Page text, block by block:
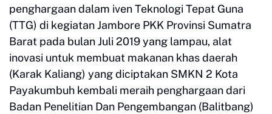
penghargaan dalam iven Teknologi Tepat Guna
(TTG) di kegiatan Jambore PKK Provinsi Sumatra
Barat pada bulan Juli 2019 yang lampau, alat
inovasi untuk membuat makanan khas daerah
(Karak Kaliang) yang diciptakan SMKN 2 Kota
Payakumbuh kembali meraih penghargaan dari
Badan Penelitian Dan Pengembangan (Balitbang)